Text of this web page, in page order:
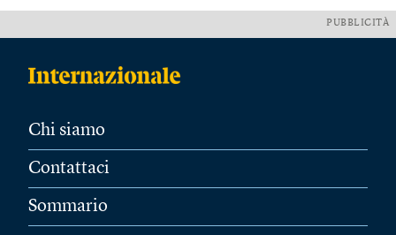
PUBBLICITÀ
Chi siamo
Contattaci
Sommario